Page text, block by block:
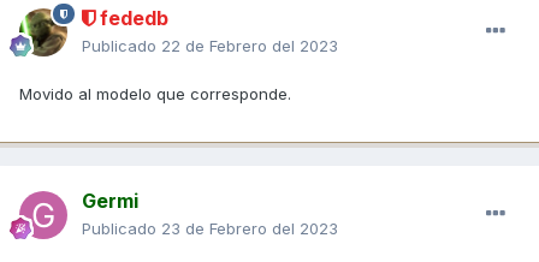
fededb
Publicado 22 de Febrero del 2023
Movido al modelo que corresponde.
Germi
Publicado 23 de Febrero del 2023